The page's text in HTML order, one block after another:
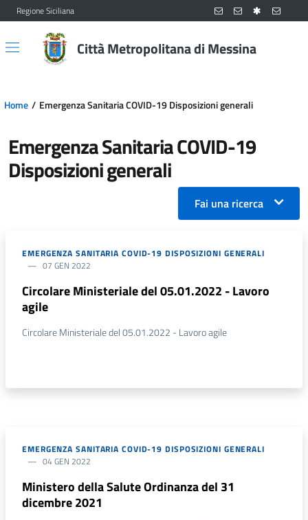
Vai al contenuto principale
Vai al menu principale
Regione Siciliana
Città Metropolitana di Messina
Home Emergenza Sanitaria COVID-19 Disposizioni generali
Emergenza Sanitaria COVID-19
Disposizioni generali
Fai una ricerca
EMERGENZA SANITARIA COVID-19 DISPOSIZIONI GENERALI
07 GEN 2022
Circolare Ministeriale del 05.01.2022 - Lavoro
agile
Circolare Ministeriale del 05.01.2022 - Lavoro agile
EMERGENZA SANITARIA COVID-19 DISPOSIZIONI GENERALI
04 GEN 2022
Ministero della Salute Ordinanza del 31
dicembre 2021